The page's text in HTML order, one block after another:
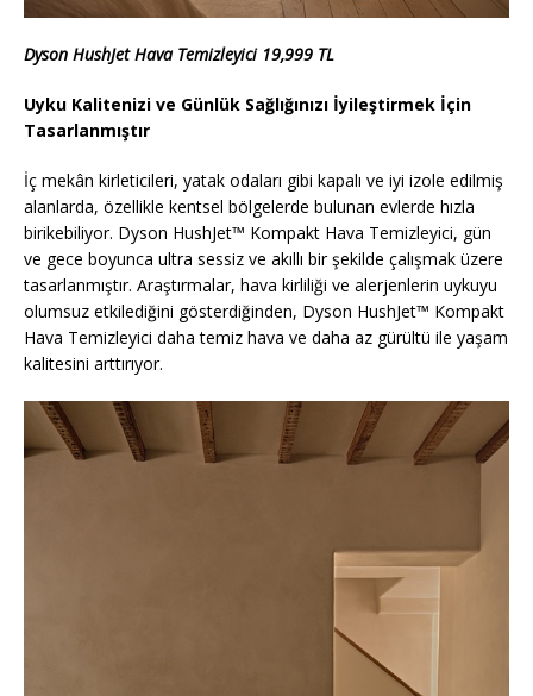
Dyson HushJet Hava Temizleyici 19,999 TL
Uyku Kalitenizi ve Günlük Sağlığınızı İyileştirmek İçin
Tasarlanmıştır
İç mekân kirleticileri, yatak odaları gibi kapalı ve iyi izole edilmiş
alanlarda, özellikle kentsel bölgelerde bulunan evlerde hızla
birikebiliyor. Dyson HushJet™ Kompakt Hava Temizleyici, gün
ve gece boyunca ultra sessiz ve akıllı bir şekilde çalışmak üzere
tasarlanmıştır. Araştırmalar, hava kirliliği ve alerjenlerin uykuyu
olumsuz etkilediğini gösterdiğinden, Dyson HushJet™ Kompakt
Hava Temizleyici daha temiz hava ve daha az gürültü ile yaşam
kalitesini arttırıyor.